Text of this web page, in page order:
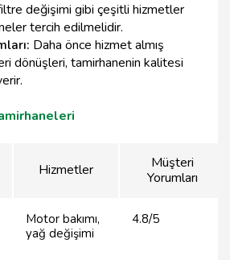
değişimi gibi çeşitli hizmetler
tercih edilmelidir.
Daha önce hizmet almış
dönüşleri, tamirhanenin kalitesi
Hizmetler
Müşteri
Yorumları
Motor bakımı,
yağ değişimi
4.8/5